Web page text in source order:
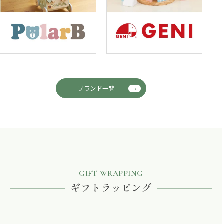
ブランド一覧
GIFT WRAPPING
ギフトラッピング